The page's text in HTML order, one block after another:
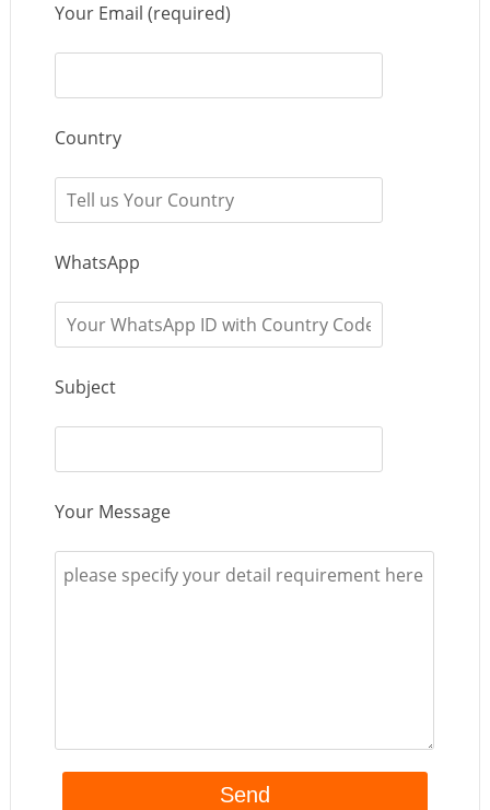
Your Email (required)
Country
WhatsApp
Subject
Your Message